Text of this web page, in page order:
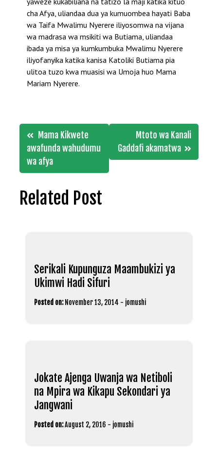
cha Afya, uliandaa dua ya kumuombea hayati Baba
wa Taifa Mwalimu Nyerere iliyosomwa na vijana
wa madrasa wa msikiti wa Butiama, uliandaa
ibada ya misa ya kumkumbuka Mwalimu Nyerere
iliyofanyika katika kanisa Katoliki Butiama pia
ulitoa tuzo kwa muasisi wa Umoja huo Mama
Mariam Nyerere.
Post
navigation
Mama Kikwete
awafunda wahudumu
wa afya
Mtoto wa Kanali
Gaddafi akamatwa
Related Post
Serikali Kupunguza Maambukizi ya
Ukimwi Hadi Sifuri
Posted on: November 13, 2014 - jomushi
Jokate Ajenga Uwanja wa Netiboli
na Mpira wa Kikapu Sekondari ya
Jangwani
Posted on:August 2, 2016 - jomushi